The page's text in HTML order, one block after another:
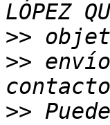
>>
>>
>>